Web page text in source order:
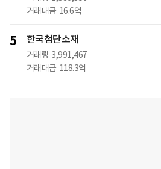
거래대금 16.6억
5 한국첨단소재
거래량 3,991,467
거래대금 118.3억